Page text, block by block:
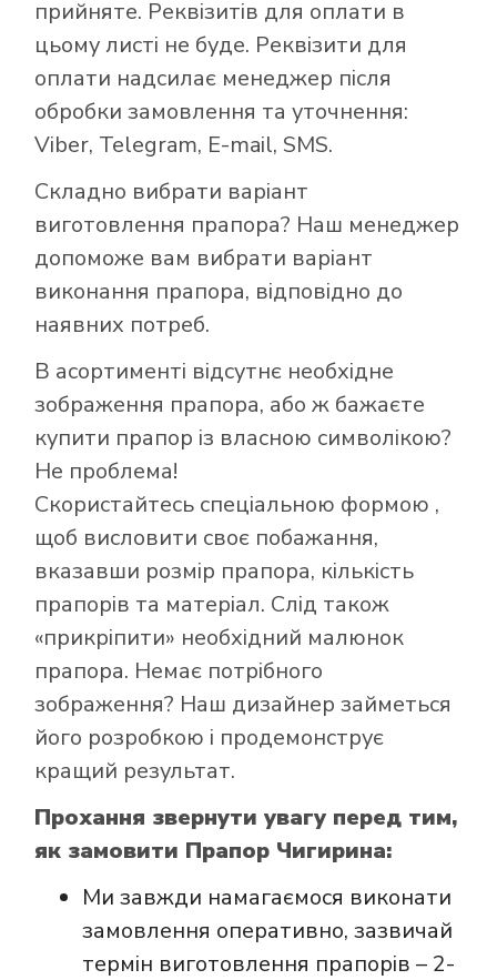
прийняте. Реквізитів для оплати в
цьому листі не буде. Реквізити для
оплати надсилає менеджер після
обробки замовлення та уточнення:
Viber, Telegram, E-mail, SMS.
Складно вибрати варіант
виготовлення прапора? Наш менеджер
допоможе вам вибрати варіант
виконання прапора, відповідно до
наявних потреб.
В асортименті відсутнє необхідне
зображення прапора, або ж бажаєте
купити прапор із власною символікою?
Не проблема!
Скористайтесь спеціальною формою ,
щоб висловити своє побажання,
вказавши розмір прапора, кількість
прапорів та матеріал. Слід також
«прикріпити» необхідний малюнок
прапора. Немає потрібного
зображення? Наш дизайнер займеться
його розробкою і продемонструє
кращий результат.
Прохання звернути увагу перед тим,
як замовити Прапор Чигирина:
Ми завжди намагаємося виконати
замовлення оперативно, зазвичай
термін виготовлення прапорів – 2-
Як купити прапор
в інтернет-
магазині Лакор: